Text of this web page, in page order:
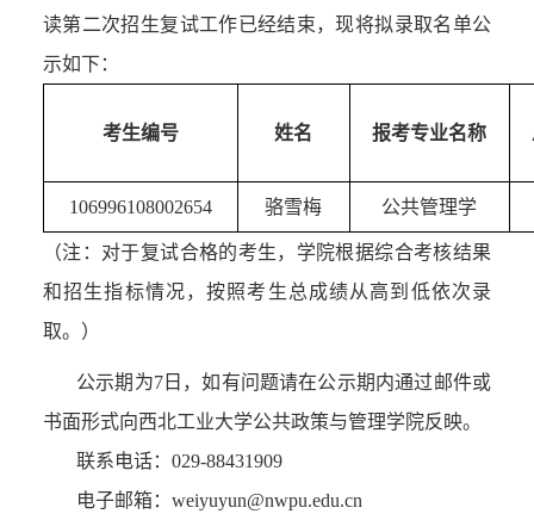
读第二次招生复试工作已经结束，现将拟录取名单公
示如下：
考生编号 姓名 报考专业名称
106996108002654 骆雪梅 公共管理学
（注： 对于复试合格的考生，学院根据综合考核结果
和招生指标情况，按照考生总成绩从高到低依次录
取。 ）
公示期为7日，如有问题请在公示期内通过邮件或
书面形式向西北工业大学公共政策与管理学院反映。
联系电话：029-88431909
电子邮箱：weiyuyun@nwpu.edu.cn